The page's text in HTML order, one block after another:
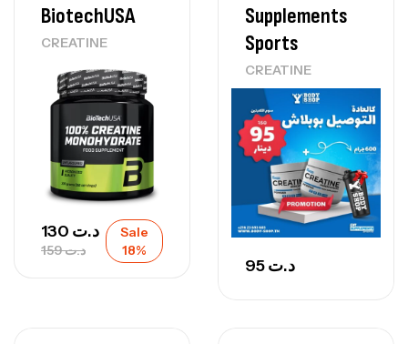
BiotechUSA
CREATINE
د.ت159
د.ت
Sale
18%
Supplements
Sports
CREATINE
د.ت